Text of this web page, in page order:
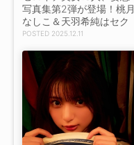
写真集第2弾が登場！桃月
なしこ＆天羽希純はセク
シー教師に変身【コメン
2025.12.11